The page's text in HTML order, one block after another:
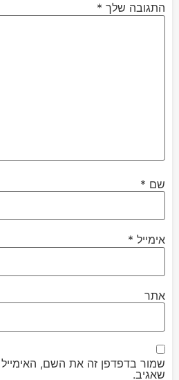
התגובה שלך *
שם *
אימייל *
אתר
שמור בדפדפן זה את השם,
שאגיב.